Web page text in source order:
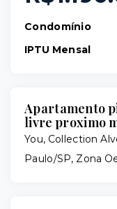
Condomínio
IPTU Mensal
Apartamento
livre proximo
You, Collection
Paulo/SP, Zona